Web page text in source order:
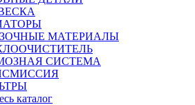
МАТЕРИАЛЫ
СИСТЕМА
каталог